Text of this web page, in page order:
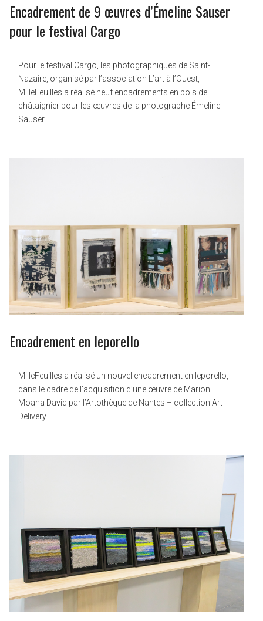
Encadrement de 9 œuvres d’Émeline Sauser
pour le festival Cargo
Pour le festival Cargo, les photographiques de Saint-
Nazaire, organisé par l’association L’art à l’Ouest,
MilleFeuilles a réalisé neuf encadrements en bois de
châtaignier pour les œuvres de la photographe Émeline
Sauser
Encadrement en leporello
MilleFeuilles a réalisé un nouvel encadrement en leporello,
dans le cadre de l’acquisition d’une œuvre de Marion
Moana David par l’Artothèque de Nantes – collection Art
Delivery